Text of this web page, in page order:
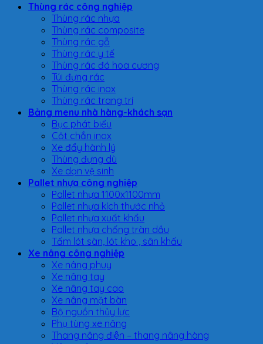
Thùng rác công nghiệp
Thùng rác nhựa
Thùng rác composite
Thùng rác gỗ
Thùng rác y tế
Thùng rác đá hoa cương
Túi đựng rác
Thùng rác inox
Thùng rác trang trí
Bảng menu nhà hàng-khách sạn
Bục phát biểu
Cột chắn inox
Xe đẩy hành lý
Thùng đựng dù
Xe dọn vệ sinh
Pallet nhựa công nghiệp
Pallet nhựa 1100x1100mm
Pallet nhựa kích thước nhỏ
Pallet nhựa xuất khẩu
Pallet nhựa chống tràn dầu
Tấm lót sàn, lót kho , sân khấu
Xe nâng công nghiệp
Xe nâng phuy
Xe nâng tay
Xe nâng tay cao
Xe nâng mặt bàn
Bộ nguồn thủy lực
Phụ tùng xe nâng
Thang nâng điện – thang nâng hàng